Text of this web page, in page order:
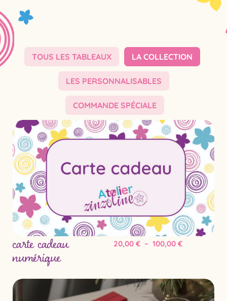
TOUS LES TABLEAUX LA COLLECTION
LES PERSONNALISABLES
COMMANDE SPÉCIALE
carte cadeau
numérique 20,00 € – 100,00 €